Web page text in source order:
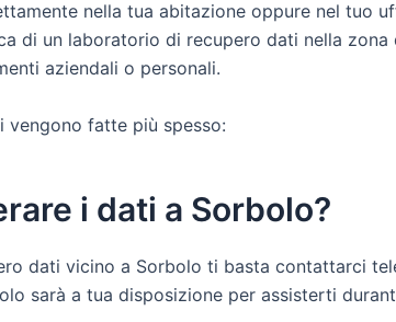
nella tua abitazione oppure nel tuo
di un laboratorio di recupero dati nella
aziendali o personali.
vengono fatte più spesso:
i dati a Sorbolo?
dati vicino a Sorbolo ti basta contattarci
sarà a tua disposizione per assisterti